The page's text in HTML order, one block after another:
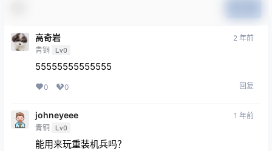
高奇岩
青铜 Lv0
2 年前
55555555555555
0 0 回复
johneyeee
青铜 Lv0
1 年前
能用来玩重装机兵吗？